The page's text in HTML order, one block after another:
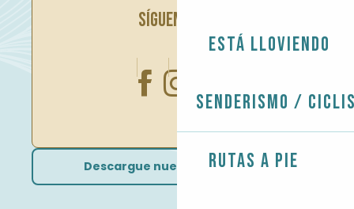
Está lloviendo
Senderismo /
Rutas a pie
SÍGUENOS EN
Descargue nuestros folletos